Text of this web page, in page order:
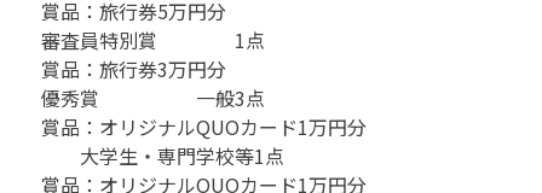
賞品：旅行券5万円分
審査員特別賞 1点
賞品：旅行券3万円分
優秀賞 一般3点
賞品：オリジナルQUOカード1万円分
大学生・専門学校等1点
賞品：オリジナルQUOカード1万円分